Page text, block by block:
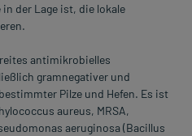
der Lage ist, die lokale
antimikrobielles
gramnegativer und
Pilze und Hefen. Es ist
aureus, MRSA,
aeruginosa (Bacillus